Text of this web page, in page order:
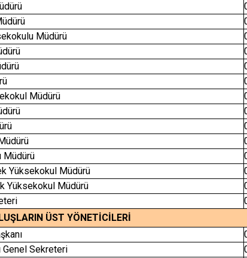
Müdürü
Müdürü
Müdürü
Yüksekokul Müdürü
Yüksekokul Müdürü
ÜST YÖNETİCİLERİ
Genel Sekreteri